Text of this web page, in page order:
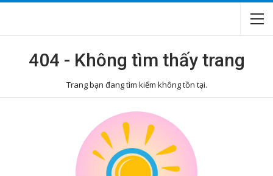
404 - Không tìm thấy trang
Trang bạn đang tìm kiếm không tồn tại.